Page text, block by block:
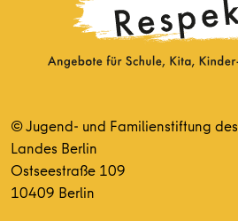
© Jugend- und Familienstiftung des
Landes Berlin
Ostseestraße 109
10409 Berlin